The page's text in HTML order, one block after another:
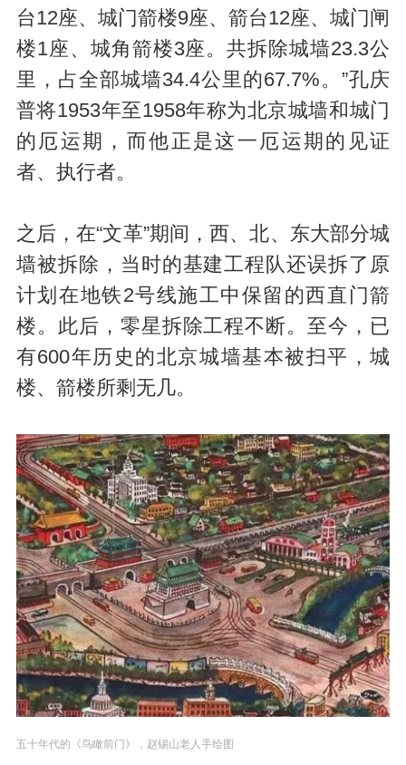
台12座、城门箭楼9座、箭台12座、城门闸
楼1座、城角箭楼3座。共拆除城墙23.3公
里，占全部城墙34.4公里的67.7%。”孔庆
普将1953年至1958年称为北京城墙和城门
的厄运期，而他正是这一厄运期的见证
者、执行者。
之后，在“文革”期间，西、北、东大部分城
墙被拆除，当时的基建工程队还误拆了原
计划在地铁2号线施工中保留的西直门箭
楼。此后，零星拆除工程不断。至今，已
有600年历史的北京城墙基本被扫平，城
楼、箭楼所剩无几。
五十年代的《鸟瞰前门》，赵锡山老人手绘图